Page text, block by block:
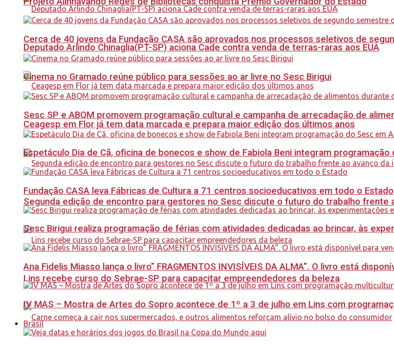
Deputado Arlindo Chinaglia(PT-SP) aciona Cade contra venda de terras-raras aos EUA
Ceagesp em Flor já tem data marcada e prepara maior edição dos últimos anos
Segunda edição de encontro para gestores no Sesc discute o futuro do trabalho frente
Lins recebe curso do Sebrae-SP para capacitar empreendedores da beleza
Cerca de 40 jovens da Fundação CASA são aprovados nos processos seletivos de
Cinema no Gramado reúne público para sessões ao ar livre no Sesc Birigui
Sesc SP e ABQM promovem programação cultural e campanha de arrecadação de
Espetáculo Dia de Cã, oficina de bonecos e show de Fabiola Beni integram
Fundação CASA leva Fábricas de Cultura a 71 centros socioeducativos em todo o Estado
Sesc Birigui realiza programação de férias com atividades dedicadas ao brincar, às
Ana Fidelis Miasso lança o livro” FRAGMENTOS INVISÍVEIS DA ALMA”. O livro está
IV MAS – Mostra de Artes do Sopro acontece de 1º a 3 de julho em Lins com
Brasil